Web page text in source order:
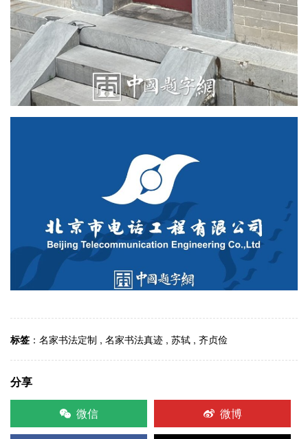
标签 ： 名家书法定制 , 名家书法真迹 , 苏轼 , 齐贞俭
分享
微信
微博